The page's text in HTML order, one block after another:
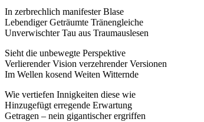
In zerbrechlich manifester Blase
Lebendiger Geträumte Tränengleiche
Unverwischter Tau aus Traumauslesen
Sieht die unbewegte Perspektive
Verlierender Vision verzehrender Versionen
Im Wellen kosend Weiten Witternde
Wie vertiefen Innigkeiten diese wie
Hinzugefügt erregende Erwartung
Getragen – nein gigantischer ergriffen